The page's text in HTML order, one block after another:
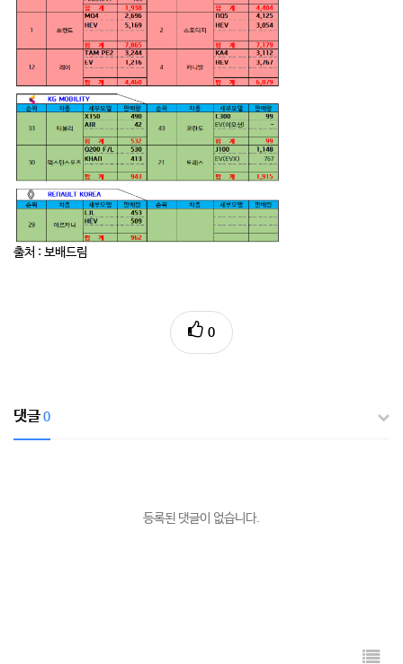
출처 : 보배드림
0
댓글0
등록된 댓글이 없습니다.